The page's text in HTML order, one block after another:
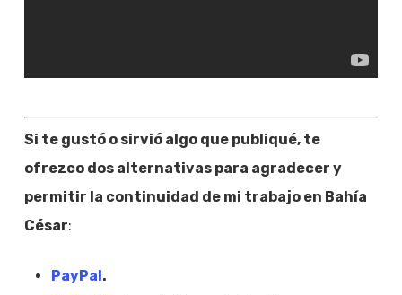
Si te gustó o sirvió algo que publiqué, te
ofrezco dos alternativas para agradecer y
permitir la continuidad de mi trabajo en Bahía
César:
PayPal.